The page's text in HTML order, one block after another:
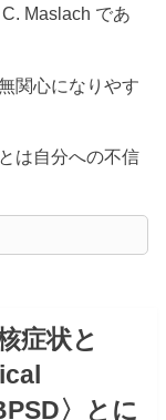
Maslach であ
関心になりやす
は自分への不信
症状と
〉とに